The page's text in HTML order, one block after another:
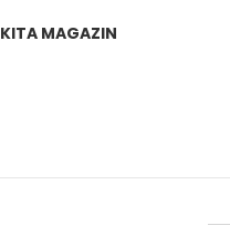
KITA MAGAZIN